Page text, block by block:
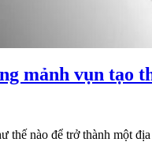
mảnh vụn tạo
nào để trở thành một